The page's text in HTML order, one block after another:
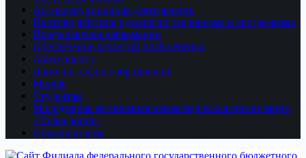
Антикоррупционная деятельность
Противодействие идеологии терроризма и экстремизма
Профилактика наркомании
Обеспечение гарантий прав ребенка
Абитуриенту
Дополнительное образование
Moodle
Студентам
Молодежная автономная некоммерческая организация
«Точка роста»
Обратная связь